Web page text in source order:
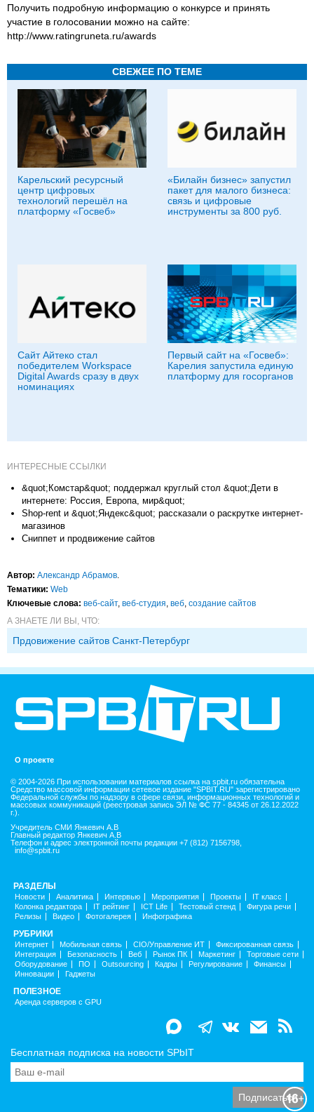
Получить подробную информацию о конкурсе и принять
участие в голосовании можно на сайте:
http://www.ratingruneta.ru/awards
СВЕЖЕЕ ПО ТЕМЕ
Карельский ресурсный
центр цифровых
технологий перешёл на
платформу «Госвеб»
«Билайн бизнес» запустил
пакет для малого бизнеса:
связь и цифровые
инструменты за 800 руб.
Сайт Айтеко стал
победителем Workspace
Digital Awards сразу в двух
номинациях
Первый сайт на «Госвеб»:
Карелия запустила единую
платформу для госорганов
ИНТЕРЕСНЫЕ ССЫЛКИ
&quot;Комстар&quot; поддержал круглый стол &quot;Дети в
интернете: Россия, Европа, мир&quot;
Shop-rent и &quot;Яндекс&quot; рассказали о раскрутке интернет-
магазинов
Сниппет и продвижение сайтов
Автор: Александр Абрамов
Тематики: Web
Ключевые слова: веб-сайт, веб-студия веб создание сайтов
А ЗНАЕТЕ ЛИ ВЫ, ЧТО:
Прдовижение сайтов Санкт-Петербург
О проекте
© 2004-2026 При использовании материалов ссылка на spbit.ru обязательна
Средство массовой информации сетевое издание "SPBIT.RU" зарегистрировано
Федеральной службы по надзору в сфере связи, информационных технологий и
массовых коммуникаций (реестровая запись ЭЛ № ФС 77 - 84345 от 26.12.2022
г.).
Учредитель СМИ Янкевич А.В
Главный редактор Янкевич А.В
Телефон и адрес электронной почты редакции +7 (812) 7156798,
info@spbit.ru
РАЗДЕЛЫ
Новости Аналитика Интервью Мероприятия Проекты
IT класс
Колонка редактора
IT рейтинг ICT Life Тестовый стенд
Фигура речи
Релизы
Видео Фотогалерея Инфографика
РУБРИКИ
Интернет Мобильная связь CIO/Управление ИТ
Фиксированная связь
Интеграция
Безопасность Веб Рынок ПК Маркетинг
Торговые сети
Оборудование
ПО Outsourcing Кадры Регулирование
Финансы
Инновации
Гаджеты
ПОЛЕЗНОЕ
Аренда серверов с GPU
Бесплатная подписка на новости SPbIT